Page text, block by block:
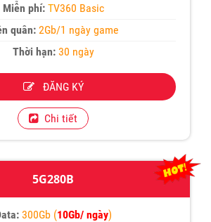
Miễn phí: TV360 Basic
quân: 2Gb/1 ngày game
Thời hạn:30 ngày
ĐĂNG KÝ
Chi tiết
5G280B
300Gb (10Gb/ ngày)